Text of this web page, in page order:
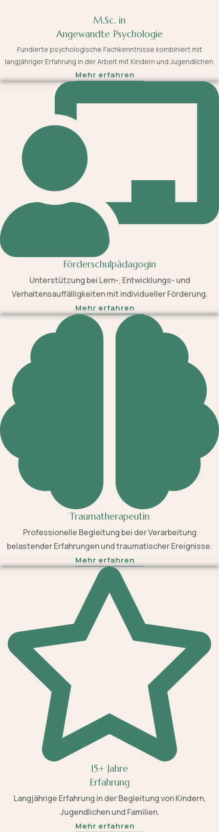
M.Sc. in
Angewandte Psychologie
Fundierte psychologische Fachkenntnisse kombiniert mit
langjähriger Erfahrung in der Arbeit mit Kindern und Jugendlichen.
Mehr erfahren
Förderschulpädagogin
Unterstützung bei Lern-, Entwicklungs- und
Verhaltensauffälligkeiten mit individueller Förderung.
Mehr erfahren
Traumatherapeutin
Professionelle Begleitung bei der Verarbeitung
belastender Erfahrungen und traumatischer Ereignisse.
Mehr erfahren
15+ Jahre
Erfahrung
Langjährige Erfahrung in der Begleitung von Kindern,
Jugendlichen und Familien.
Mehr erfahren